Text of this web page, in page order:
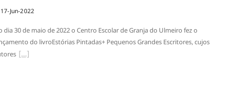
Jun-2022
dia 30 de maio de 2022 o Centro Escolar de Granja do Ulmeiro fez o
do livroEstórias Pintadas+ Pequenos Grandes Escritores, cujos